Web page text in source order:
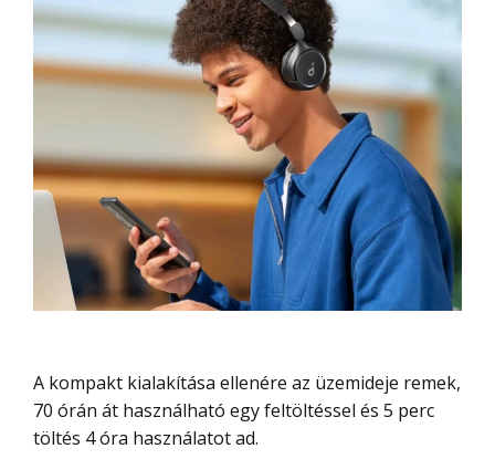
A kompakt kialakítása ellenére az üzemideje remek,
70 órán át használható egy feltöltéssel és 5 perc
töltés 4 óra használatot ad.